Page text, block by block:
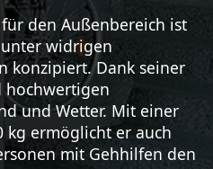
den Außenbereich ist
widrigen
konzipiert. Dank seiner
hochwertigen
und Wetter. Mit einer
kg ermöglicht er auch
mit Gehhilfen den